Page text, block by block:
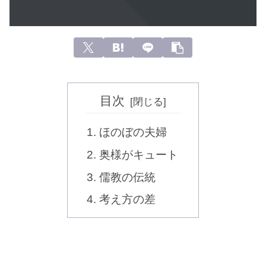
目次
ほのぼの夫婦
奥様がキュート
儒教の伝統
考え方の差